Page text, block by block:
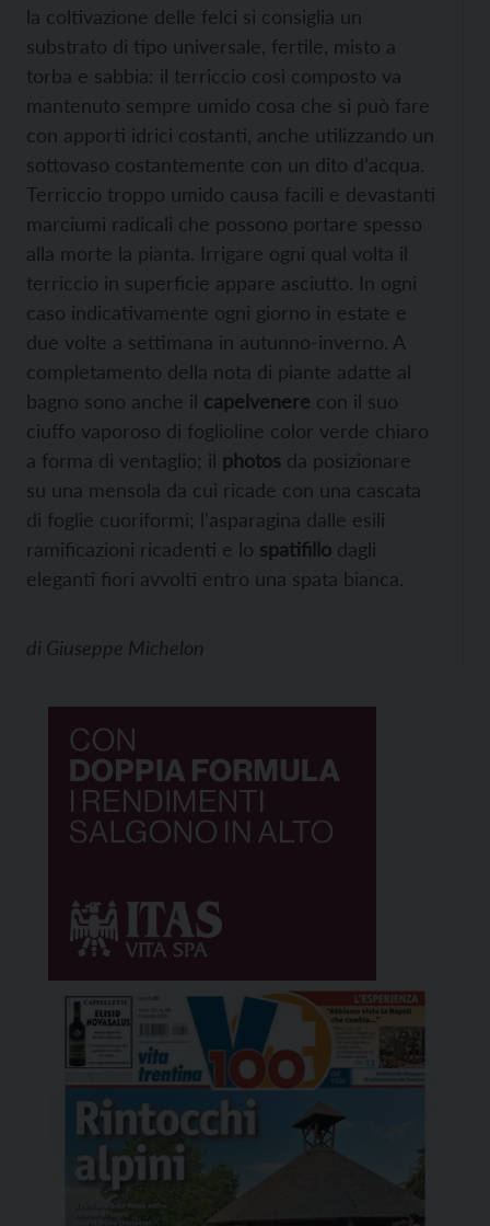
la coltivazione delle felci si consiglia un
substrato di tipo universale, fertile, misto a
torba e sabbia: il terriccio così composto va
mantenuto sempre umido cosa che si può fare
con apporti idrici costanti, anche utilizzando un
sottovaso costantemente con un dito d’acqua.
Terriccio troppo umido causa facili e devastanti
marciumi radicali che possono portare spesso
alla morte la pianta. Irrigare ogni qual volta il
terriccio in superficie appare asciutto. In ogni
caso indicativamente ogni giorno in estate e
due volte a settimana in autunno-inverno. A
completamento della nota di piante adatte al
bagno sono anche il capelvenere con il suo
ciuffo vaporoso di foglioline color verde chiaro
a forma di ventaglio; il photos da posizionare
su una mensola da cui ricade con una cascata
di foglie cuoriformi; l’asparagina dalle esili
ramificazioni ricadenti e lo spatifillo dagli
eleganti fiori avvolti entro una spata bianca.
di Giuseppe Michelon